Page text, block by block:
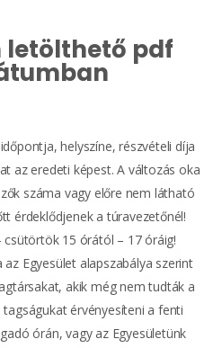
letölthető pdf
helyszíne, részvételi díja
az eredeti képest. A változás oka
száma vagy előre nem látható
érdeklődjenek a túravezetőnél!
15 órától – 17 óráig!
Egyesület alapszabálya szerint
akik még nem tudták a
érvényesíteni a fenti
órán, vagy az Egyesületünk